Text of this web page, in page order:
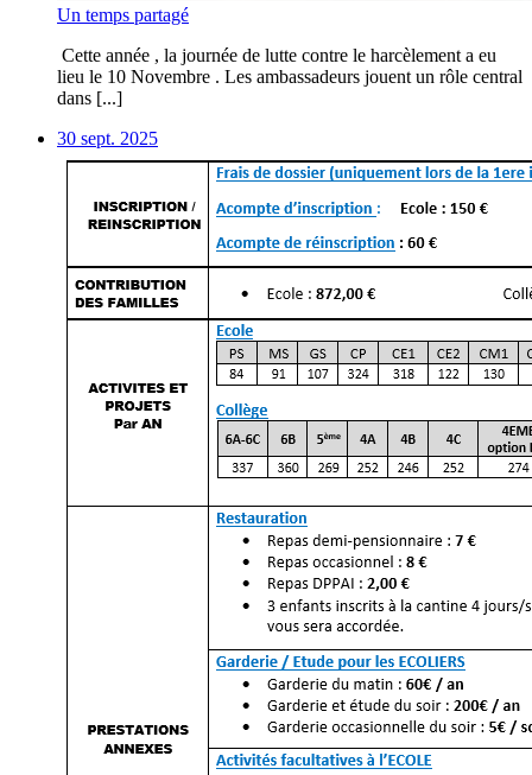
Un temps partagé
Cette année , la journée de lutte contre le harcèlement a eu
lieu le 10 Novembre . Les ambassadeurs jouent un rôle central
dans [...]
30 sept. 2025